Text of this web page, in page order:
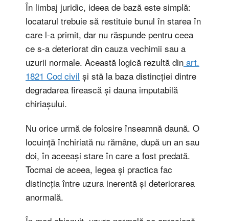
În limbaj juridic, ideea de bază este simplă:
locatarul trebuie să restituie bunul în starea în
care l-a primit, dar nu răspunde pentru ceea
ce s-a deteriorat din cauza vechimii sau a
uzurii normale. Această logică rezultă din art.
1821 Cod civil și stă la baza distincției dintre
degradarea firească și dauna imputabilă
chiriașului.
Nu orice urmă de folosire înseamnă daună. O
locuință închiriată nu rămâne, după un an sau
doi, în aceeași stare în care a fost predată.
Tocmai de aceea, legea și practica fac
distincția între uzura inerentă și deteriorarea
anormală.